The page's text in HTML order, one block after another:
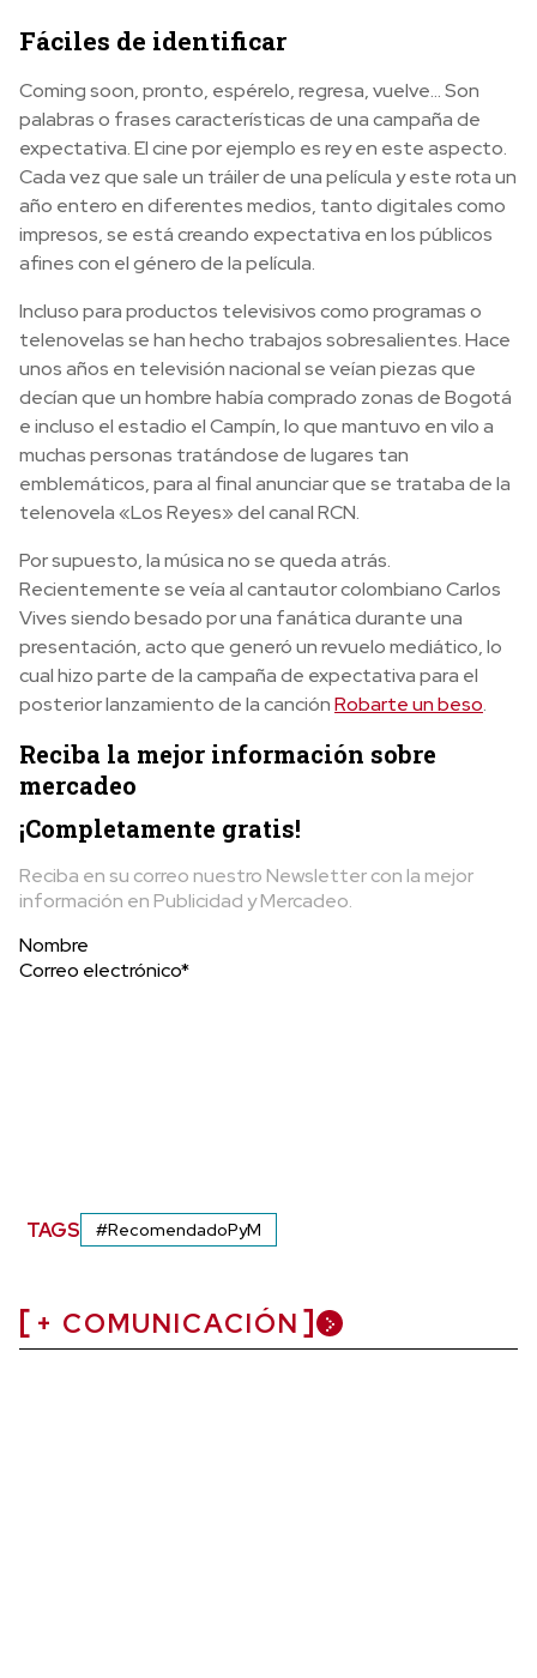
Fáciles de identificar
Coming soon, pronto, espérelo, regresa, vuelve… Son
palabras o frases características de una campaña de
expectativa. El cine por ejemplo es rey en este aspecto.
Cada vez que sale un tráiler de una película y este rota un
año entero en diferentes medios, tanto digitales como
impresos, se está creando expectativa en los públicos
afines con el género de la película.
Incluso para productos televisivos como programas o
telenovelas se han hecho trabajos sobresalientes. Hace
unos años en televisión nacional se veían piezas que
decían que un hombre había comprado zonas de Bogotá
e incluso el estadio el Campín, lo que mantuvo en vilo a
muchas personas tratándose de lugares tan
emblemáticos, para al final anunciar que se trataba de la
telenovela «Los Reyes» del canal RCN.
Por supuesto, la música no se queda atrás.
Recientemente se veía al cantautor colombiano Carlos
Vives siendo besado por una fanática durante una
presentación, acto que generó un revuelo mediático, lo
cual hizo parte de la campaña de expectativa para el
posterior lanzamiento de la canciónRobarte un beso.
Reciba la mejor información sobre
mercadeo
¡Completamente gratis!
Reciba en su correo nuestro Newsletter con la mejor
información en Publicidad y Mercadeo.
Nombre
Correo electrónico*
TAGS #RecomendadoPyM
+ COMUNICACIÓN